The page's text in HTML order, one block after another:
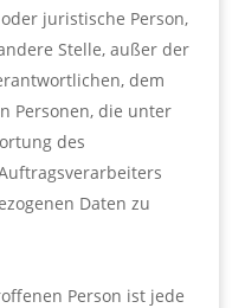
juristische Person,
Stelle, außer der
dem
Personen, die unter
des
Daten zu
Person ist jede